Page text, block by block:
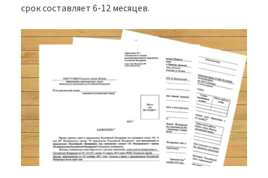
срок составляет 6-12 месяцев.